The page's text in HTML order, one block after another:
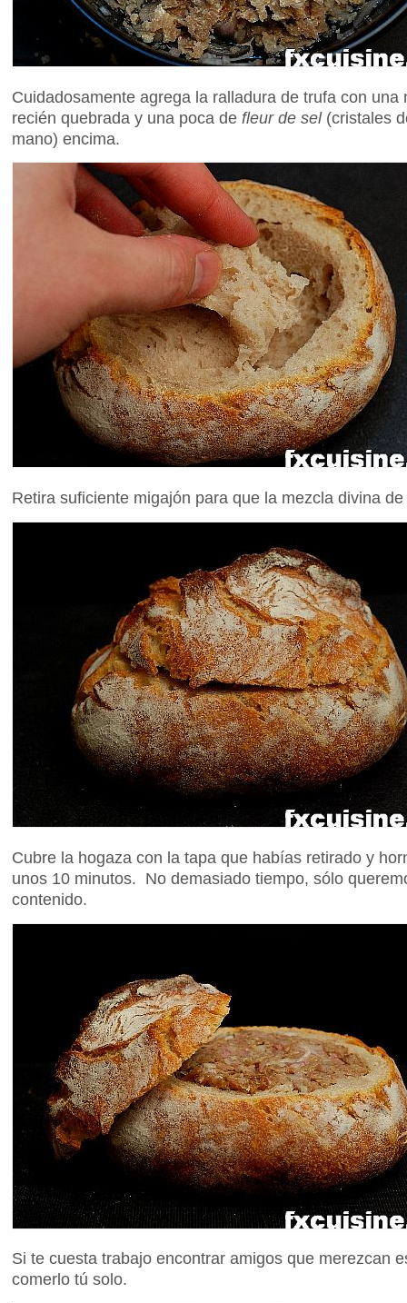
Cuidadosamente agrega la ralladura de trufa con una
recién quebrada y una poca de fleur de sel(cristales
mano) encima.
Retira suficiente migajón para que la mezcla divina
Cubre la hogaza con la tapa que habías retirado y
unos 10 minutos. No demasiado tiempo, sólo
contenido.
Si te cuesta trabajo encontrar amigos que merezcan
comerlo tú solo.